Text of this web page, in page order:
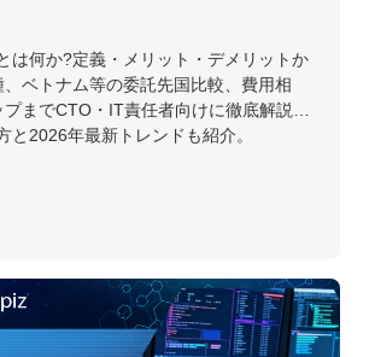
は何か?定義・メリット・デメリットか
、ベトナム等の委託先国比較、費用相
までCTO・IT責任者向けに徹底解説。
と2026年最新トレンドも紹介。